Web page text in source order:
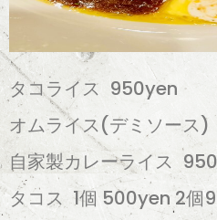
タコライス 950yen
オムライス(デミソー
自家製カレーライス
タコス 1個 500yen 2個